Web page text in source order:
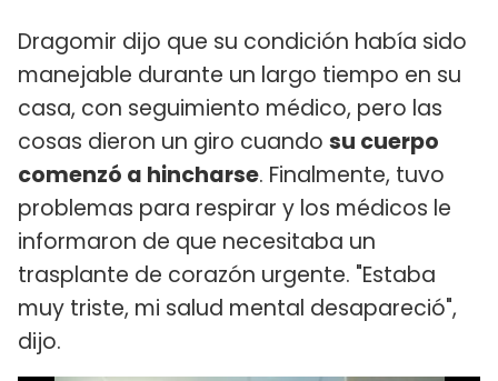
Dragomir dijo que su condición había sido
manejable durante un largo tiempo en su
casa, con seguimiento médico, pero las
cosas dieron un giro cuando su cuerpo
comenzó a hincharse. Finalmente, tuvo
problemas para respirar y los médicos le
informaron de que necesitaba un
trasplante de corazón urgente. "Estaba
muy triste, mi salud mental desapareció",
dijo.